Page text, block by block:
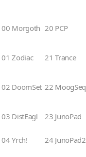
00 Morgoth 20 PCP
01 Zodiac 21 Trance
02 DoomSet 22 MoogSeq
03 DistEagl 23 JunoPad
04 Yrch! 24 JunoPad2